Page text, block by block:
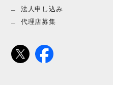
法人申し込み
代理店募集